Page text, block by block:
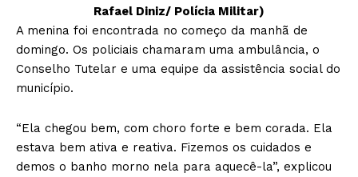
Rafael Diniz/ Polícia Militar)
A menina foi encontrada no começo da manhã de
domingo. Os policiais chamaram uma ambulância, o
Conselho Tutelar e uma equipe da assistência social do
município.
“Ela chegou bem, com choro forte e bem corada. Ela
estava bem ativa e reativa. Fizemos os cuidados e
demos o banho morno nela para aquecê-la”, explicou